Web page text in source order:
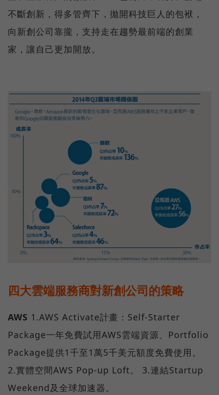
不斷創新，得多管齊下，拋開科技巨人的包袱，
向新創公司靠攏，支持走在趨勢最前端的創業
家，讓自己更加開放。
四大雲端服務商對新創公司的策略
AWS 1.AWS Activate計畫：Self-Starter
Package一年免費試用AWS雲端資源、Portfolio
Package提供1千至1萬5千美元額度免費使用。
2.實體空間AWS Pop-up Loft。 3.連結Startup
Weekend及全球加速器。